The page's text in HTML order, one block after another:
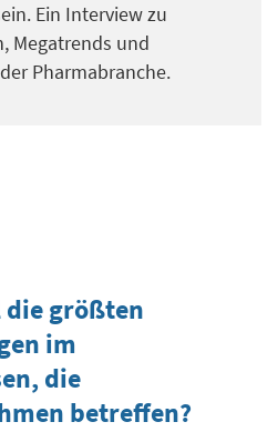
Ein Interview zu
Megatrends und
Pharmabranche.
die größten
im
die
betreffen?